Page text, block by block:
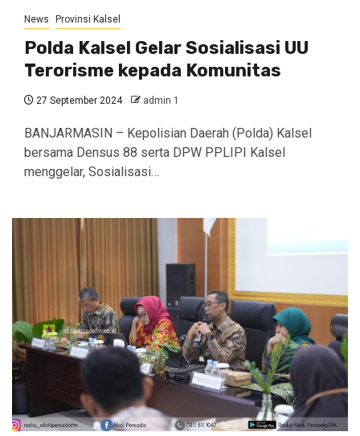
News Provinsi Kalsel
Polda Kalsel Gelar Sosialisasi UU
Terorisme kepada Komunitas
27 September 2024 admin 1
BANJARMASIN – Kepolisian Daerah (Polda) Kalsel
bersama Densus 88 serta DPW PPLIPI Kalsel
menggelar, Sosialisasi…